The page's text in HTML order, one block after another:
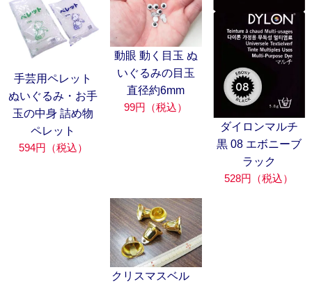
手芸用ペレット
ぬいぐるみ・お手
玉の中身 詰め物
ペレット
594円（税込）
動眼 動く目玉 ぬ
いぐるみの目玉
直径約6mm
99円（税込）
ダイロンマルチ
黒 08 エボニーブ
ラック
528円（税込）
クリスマスベル